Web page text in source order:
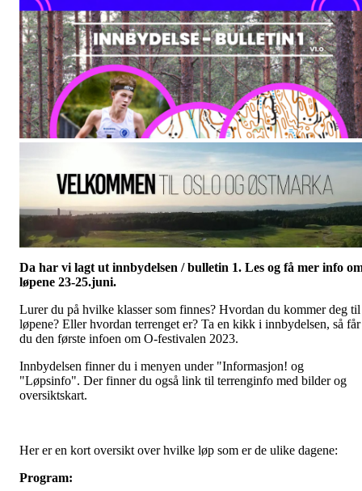
Da har vi lagt ut innbydelsen / bulletin 1. Les og få mer info
løpene 23-25.juni.
Lurer du på hvilke klasser som finnes? Hvordan du kommer deg til
løpene? Eller hvordan terrenget er? Ta en kikk i innbydelsen, så får
du den første infoen om O-festivalen 2023.
Innbydelsen finner du i menyen under "Informasjon! og
"Løpsinfo". Der finner du også link til terrenginfo med bilder og
oversiktskart.
Her er en kort oversikt over hvilke løp som er de ulike dagene:
Program: